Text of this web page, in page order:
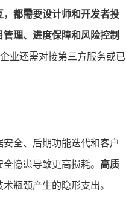
都需要设计师和开发者投
管理、进度保障和风险控制
业还需对接第三方服务或已
全、后期功能迭代和客户
隐患导致更高损耗。 高质
瓶颈产生的隐形支出。